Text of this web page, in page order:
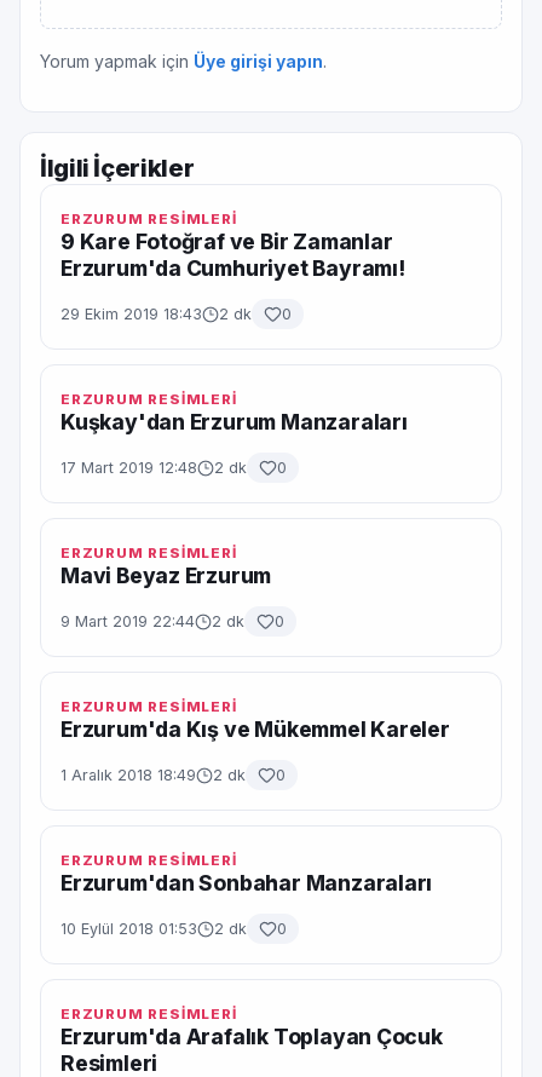
Yorum yapmak için Üye girişi yapın.
İlgili İçerikler
ERZURUM RESİMLERİ
9 Kare Fotoğraf ve Bir Zamanlar
Erzurum'da Cumhuriyet Bayramı!
29 Ekim 2019 18:43 2 dk 0
ERZURUM RESİMLERİ
Kuşkay'dan Erzurum Manzaraları
17 Mart 2019 12:48 2 dk 0
ERZURUM RESİMLERİ
Mavi Beyaz Erzurum
9 Mart 2019 22:44 2 dk 0
ERZURUM RESİMLERİ
Erzurum'da Kış ve Mükemmel Kareler
1 Aralık 2018 18:49 2 dk 0
ERZURUM RESİMLERİ
Erzurum'dan Sonbahar Manzaraları
10 Eylül 2018 01:53 2 dk 0
ERZURUM RESİMLERİ
Erzurum'da Arafalık Toplayan Çocuk
Resimleri